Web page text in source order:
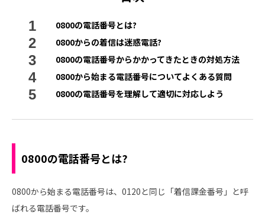
0800の電話番号とは?
0800からの着信は迷惑電話?
0800の電話番号からかかってきたときの対処方法
0800から始まる電話番号についてよくある質問
0800の電話番号を理解して適切に対応しよう
0800の電話番号とは?
0800から始まる電話番号は、0120と同じ「着信課金番号」と呼
ばれる電話番号です。